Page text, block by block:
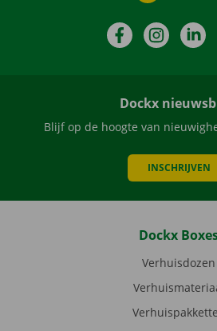
Facebook
Dockx
Blijf op de hoogte van
INSCHRIJVEN
Dockx
Verhuisdozen